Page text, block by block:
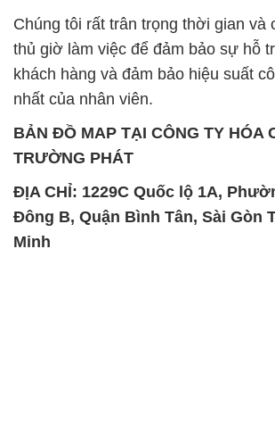
Chúng tôi rất trân trọng thời gian và
thủ giờ làm việc để đảm bảo sự hỗ
khách hàng và đảm bảo hiệu suất
nhất của nhân viên.
BẢN ĐỒ MAP TẠI CÔNG TY HÓA
TRƯỜNG PHÁT
ĐỊA CHỈ: 1229C Quốc lộ 1A,
Đông B, Quận Bình Tân, Sài Gòn
Minh